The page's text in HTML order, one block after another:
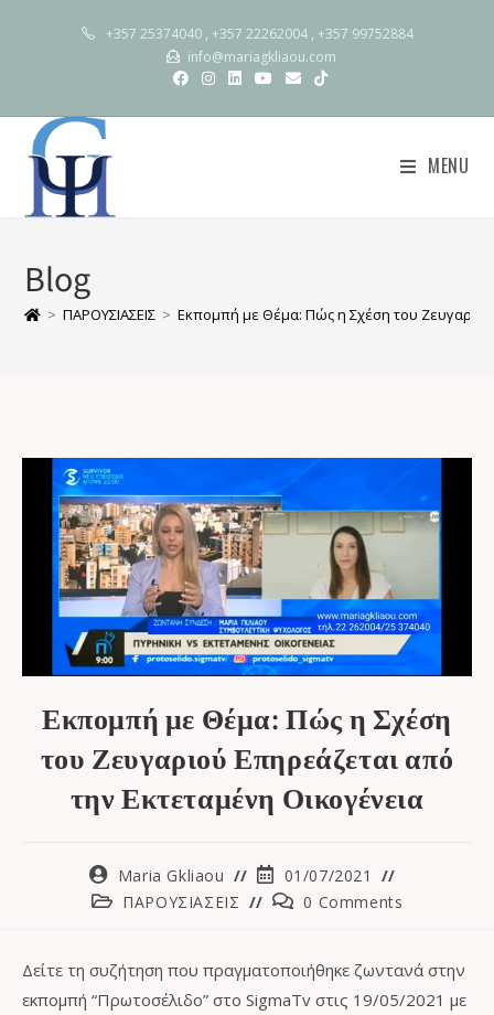
+357 25374040, +357 22262004, +357 99752884
info@mariagkliaou.com
MENU
Blog
> ΠΑΡΟΥΣΙΑΣΕΙΣ > Εκπομπή με Θέμα: Πώς η Σχέση του
Εκπομπή με Θέμα: Πώς η Σχέση
του Ζευγαριού Επηρεάζεται από
την Εκτεταμένη Οικογένεια
Maria Gkliaou
01/07/2021
ΠΑΡΟΥΣΙΑΣΕΙΣ
0 Comments
Δείτε τη συζήτηση που πραγματοποιήθηκε ζωντανά στην
εκπομπή “Πρωτοσέλιδο” στο SigmaTv στις 19/05/2021 με